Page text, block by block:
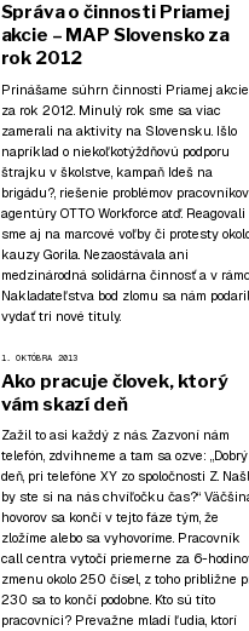
Správa o činnosti Priamej
akcie – MAP Slovensko za
rok 2012
Prinášame súhrn činnosti Priamej akcie
za rok 2012. Minulý rok sme sa viac
zamerali na aktivity na Slovensku. Išlo
napríklad o niekoľkotýždňovú podporu
štrajku v školstve, kampaň Ideš na
brigádu?, riešenie problémov pracovníkov
agentúry OTTO Workforce atď. Reagovali
sme aj na marcové voľby či protesty
kauzy Gorila. Nezaostávala ani
medzinárodná solidárna činnosť a v
Nakladateľstva bod zlomu sa nám
vydať tri nové tituly.
1. OKTÓBRA 2013
Ako pracuje človek, ktorý
vám skazí deň
Zažil to asi každý z nás. Zazvoní nám
telefón, zdvihneme a tam sa ozve: „Dobrý
deň, pri telefóne XY zo spoločnosti Z.
by ste si na nás chvíľočku čas?“
hovorov sa končí v tejto fáze tým, že
zložíme alebo sa vyhovoríme. Pracovník
call centra vytočí priemerne za 6-
zmenu okolo 250 čísel, z toho približne
230 sa to končí podobne. Kto sú títo
pracovníci? Prevažne mladí ľudia, ktorí